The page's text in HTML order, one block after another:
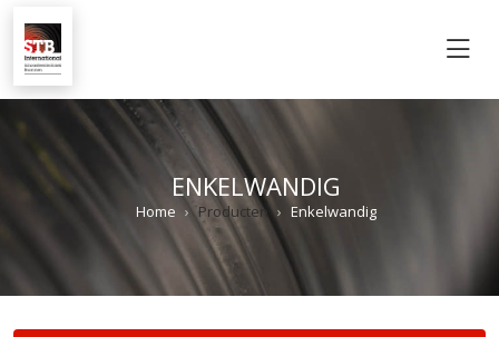
ENKELWANDIG
Home Producten Enkelwandig